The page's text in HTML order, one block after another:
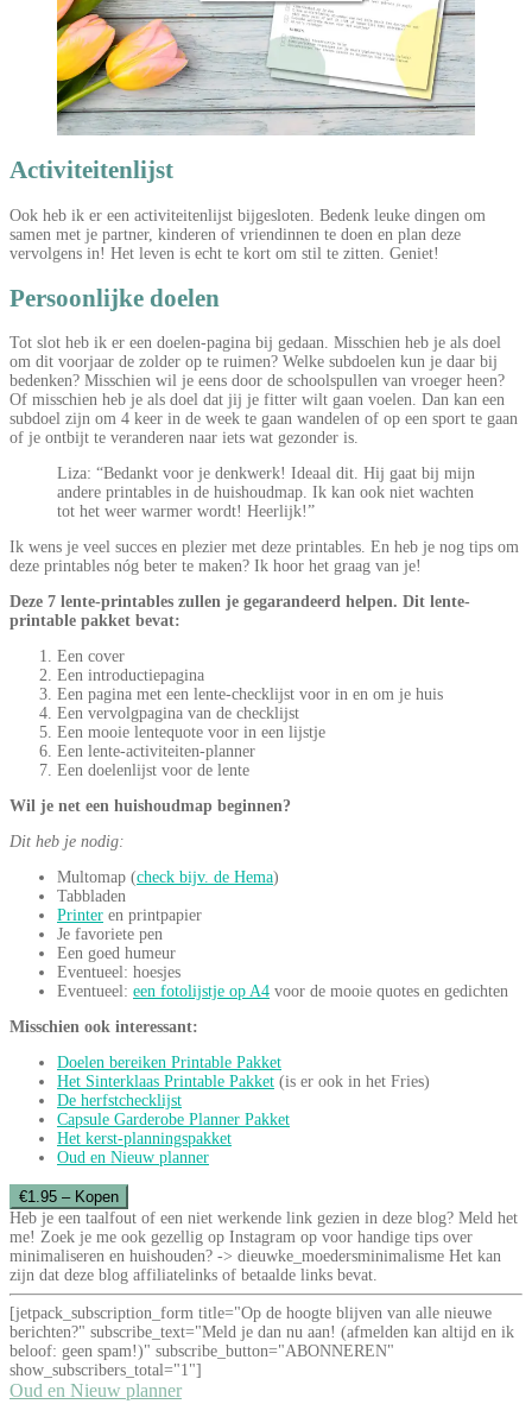
Activiteitenlijst
Ook heb ik er een activiteitenlijst bijgesloten. Bedenk leuke dingen om
samen met je partner, kinderen of vriendinnen te doen en plan deze
vervolgens in! Het leven is echt te kort om stil te zitten. Geniet!
Persoonlijke doelen
Tot slot heb ik er een doelen-pagina bij gedaan. Misschien heb je als doel
om dit voorjaar de zolder op te ruimen? Welke subdoelen kun je daar bij
bedenken? Misschien wil je eens door de schoolspullen van vroeger heen?
Of misschien heb je als doel dat jij je fitter wilt gaan voelen. Dan kan een
subdoel zijn om 4 keer in de week te gaan wandelen of op een sport te gaan
of je ontbijt te veranderen naar iets wat gezonder is.
Liza: “Bedankt voor je denkwerk! Ideaal dit. Hij gaat bij mijn
andere printables in de huishoudmap. Ik kan ook niet wachten
tot het weer warmer wordt! Heerlijk!”
Ik wens je veel succes en plezier met deze printables. En heb je nog tips om
deze printables nóg beter te maken? Ik hoor het graag van je!
Deze 7 lente-printables zullen je gegarandeerd helpen. Dit lente-
printable pakket bevat:
Een cover
Een introductiepagina
Een pagina met een lente-checklijst voor in en om je huis
Een vervolgpagina van de checklijst
Een mooie lentequote voor in een lijstje
Een lente-activiteiten-planner
Een doelenlijst voor de lente
Wil je net een huishoudmap beginnen?
Dit heb je nodig:
Multomap (check bijv. de Hema)
Tabbladen
Printer en printpapier
Je favoriete pen
Een goed humeur
Eventueel: hoesjes
Eventueel: een fotolijstje op A4 voor de mooie quotes en gedichten
Misschien ook interessant:
Doelen bereiken Printable Pakket
Het Sinterklaas Printable Pakket (is er ook in het Fries)
De herfstchecklijst
Capsule Garderobe Planner Pakket
Het kerst-planningspakket
Oud en Nieuw planner
€1.95 – Kopen
Heb je een taalfout of een niet werkende link gezien in deze blog? Meld het
me! Zoek je me ook gezellig op Instagram op voor handige tips over
minimaliseren en huishouden? -> dieuwke_moedersminimalisme Het kan
zijn dat deze blog affiliatelinks of betaalde links bevat.
[jetpack_subscription_form title="Op de hoogte blijven van alle nieuwe
berichten?" subscribe_text="Meld je dan nu aan! (afmelden kan altijd en ik
beloof: geen spam!)" subscribe_button="ABONNEREN"
show_subscribers_total="1"]
Bericht
Oud en Nieuw planner